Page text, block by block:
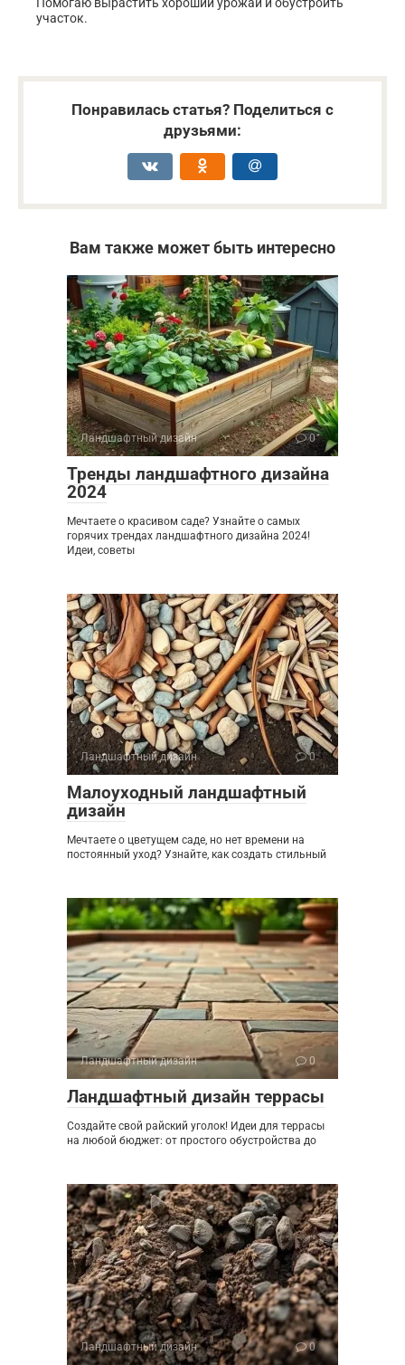
участок.
Понравилась статья? Поделиться с
друзьями:
Вам также может быть интересно
Ландшафтный дизайн 0
Тренды ландшафтного дизайна
2024
Мечтаете о красивом саде? Узнайте о самых
горячих трендах ландшафтного дизайна 2024!
Идеи, советы
Ландшафтный дизайн 0
Малоуходный ландшафтный
дизайн
Мечтаете о цветущем саде, но нет времени на
постоянный уход? Узнайте, как создать стильный
Ландшафтный дизайн 0
Ландшафтный дизайн террасы
Создайте свой райский уголок! Идеи для террасы
на любой бюджет: от простого обустройства до
Ландшафтный дизайн 0